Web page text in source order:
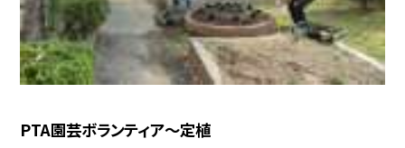
PTA園芸ボランティア〜定植